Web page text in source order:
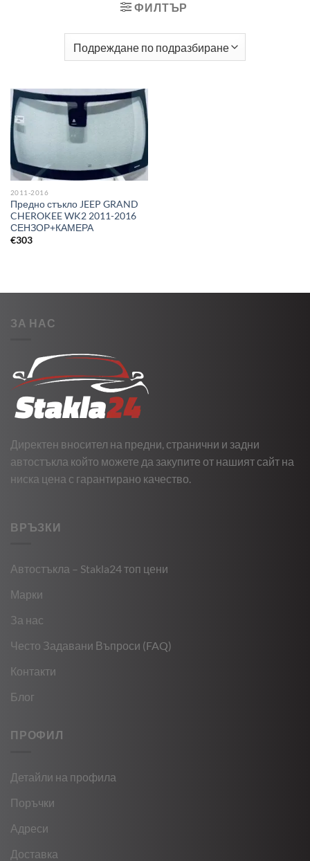
ФИЛТЪР
2011-2016
Предно стъкло JEEP GRAND
CHEROKEE WK2 2011-2016
СЕНЗОР+КАМЕРА
€303
ЗА НАС
Директен вносител на предни, странични и задни
автостъкла който можете да закупите от нашият сайт на
ниска цена с гарантирано качество.
ВРЪЗКИ
Автостъкла – Stakla24 топ цени
Марки
За нас
Често Задавани Въпроси (FAQ)
Контакти
Блог
ПРОФИЛ
Детайли на профила
Поръчки
Адреси
Доставка